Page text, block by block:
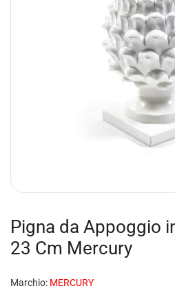
Pigna da Appoggio
23 Cm Mercury
Marchio: MERCURY